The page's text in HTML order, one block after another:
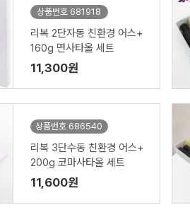
상품번호 681918
리복 2단자동 친환경 어스+
160g 면사타올 세트
11,300원
상품번호 686540
리복 3단수동 친환경 어스+
200g 코마사타올 세트
11,600원